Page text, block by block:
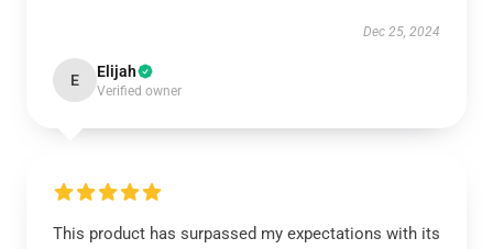
Dec 25, 2024
E Elijah
Verified owner
This product has surpassed my expectations with its